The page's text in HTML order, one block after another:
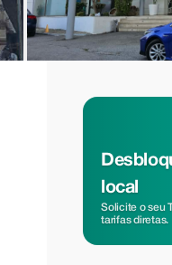
local
Solicite o seu
tarifas diretas.